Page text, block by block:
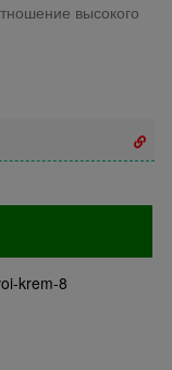
высокого
krem-8